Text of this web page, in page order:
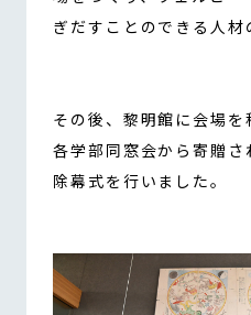
ぎだすことのできる人材
その後、黎明館に会場を
各学部同窓会から寄贈
除幕式を行いました。